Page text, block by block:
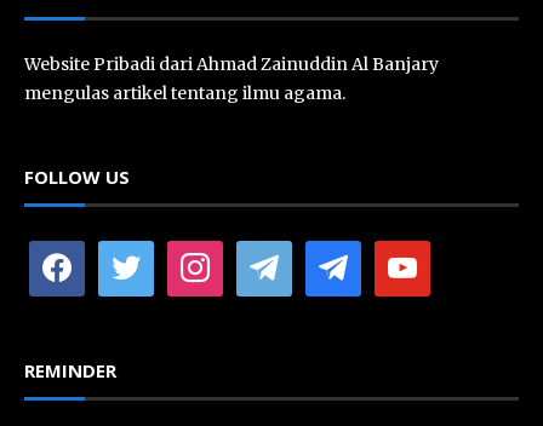
Website Pribadi dari Ahmad Zainuddin Al Banjary
mengulas artikel tentang ilmu agama.
FOLLOW US
facebook twitter instagramtelegram telegram youtube
REMINDER